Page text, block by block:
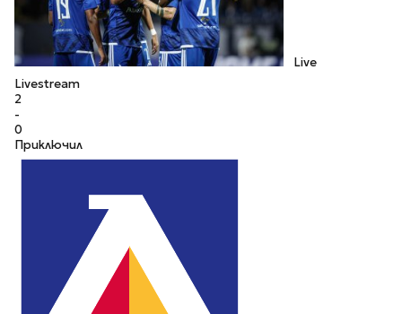
Live
Livestream
2
-
0
Приключил